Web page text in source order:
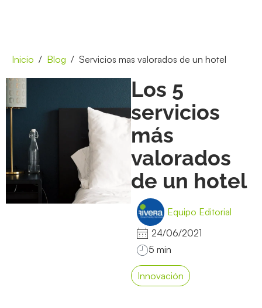
Inicio Blog Servicios mas valorados de un hotel
Los 5
servicios
más
valorados
de un hotel
Equipo Editorial
24/06/2021
Innovación